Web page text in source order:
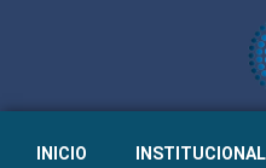
INICIO INSTITUCIONAL